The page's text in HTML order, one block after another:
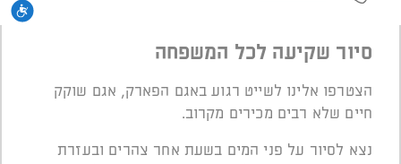
סיור שקיעה לכל המשפחה
הצטרפו אלינו לשייט רגוע באגם הפארק, אגם שוקק
חיים שלא רבים מכירים מקרוב.
נצא לסיור על פני המים בשעת אחר צהרים ובעזרת